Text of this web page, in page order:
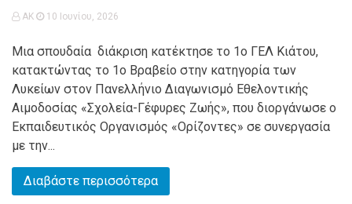
AK 10 Ιουνίου, 2026
Μια σπουδαία διάκριση κατέκτησε το 1ο ΓΕΛ Κιάτου,
κατακτώντας το 1ο Βραβείο στην κατηγορία των
Λυκείων στον Πανελλήνιο Διαγωνισμό Εθελοντικής
Αιμοδοσίας «Σχολεία-Γέφυρες Ζωής», που διοργάνωσε ο
Εκπαιδευτικός Οργανισμός «Ορίζοντες» σε συνεργασία
με την...
Διαβάστε περισσότερα